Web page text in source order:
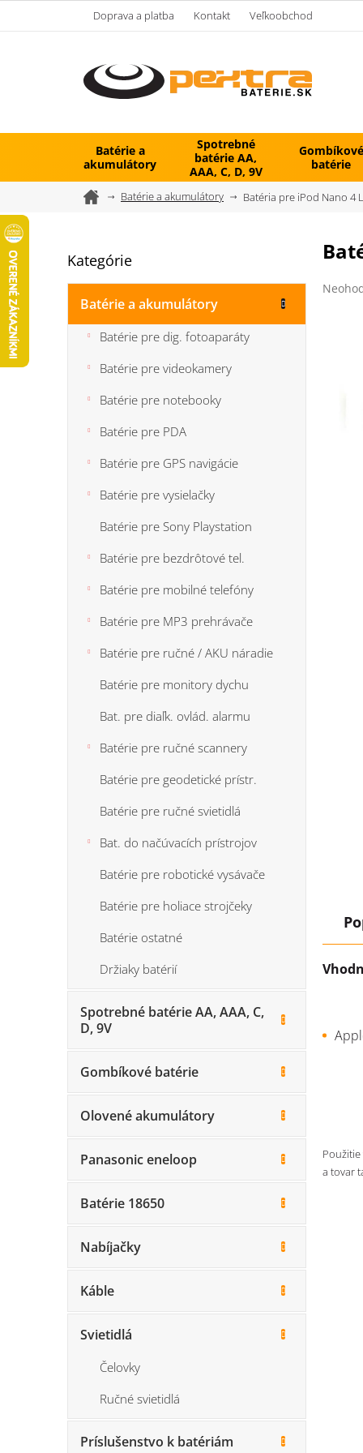
Doprava a platba Kontakt Veľkoobchod
Batérie a
akumulátory
Spotrebné
batérie AA,
AAA, C, D, 9V
Gombíkové
batérie
DomovBatérie a akumulátory Batéria pre iPod Nano 4
o
č
Preskočiť
Kategórie
Batérie a akumulátory
Batérie pre dig. fotoaparáty
Batérie pre videokamery
Batérie pre notebooky
Batérie pre PDA
Batérie pre GPS navigácie
Batérie pre vysielačky
Batérie pre Sony Playstation
Batérie pre bezdrôtové tel.
Batérie pre mobilné telefóny
Batérie pre MP3 prehrávače
Batérie pre ručné / AKU náradie
Batérie pre monitory dychu
Bat. pre diaľk. ovlád. alarmu
Batérie pre ručné scannery
Batérie pre geodetické prístr.
Batérie pre ručné svietidlá
Bat. do načúvacích prístrojov
Batérie pre robotické vysávače
Batérie pre holiace strojčeky
Batérie ostatné
Držiaky batérií
Spotrebné batérie AA, AAA, C,
D, 9V
Gombíkové batérie
Olovené akumulátory
Panasonic eneloop
Batérie 18650
Nabíjačky
Káble
Svietidlá
Čelovky
Ručné svietidlá
Príslušenstvo k batériám
a tovar